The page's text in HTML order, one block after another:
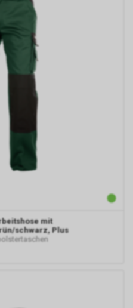
mit
schwarz, Plus
auf unseren
weitergeleitet
eingeholten
erstellt Google
über den
Zudem
hierdurch
über die Anzahl
die auf unsere
geklickt haben sowie
Seiten unseres
allerdings in
Sie auf
zu identifizieren.